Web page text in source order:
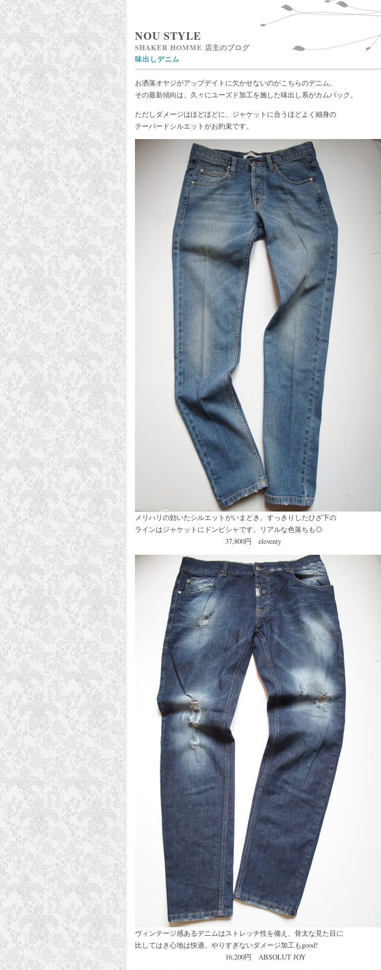
NOU STYLE
SHAKER HOMME 店主のブログ
味出しデニム
お洒落オヤジがアップデイトに欠かせないのがこちらのデニム。
その最新傾向は、久々にユーズド加工を施した味出し系がカムバック。
ただしダメージはほどほどに、ジャケットに合うほどよく細身の
テーパードシルエットがお約束です。
メリハリの効いたシルエットがいまどき。すっきりしたひざ下の
ラインはジャケットにドンピシャです。リアルな色落ちも◎
37,800円 eleventy
ヴィンテージ感あるデニムはストレッチ性を備え、骨太な見た目に
比してはき心地は快適。やりすぎないダメージ加工もgood!
16,200円 ABSOLUT JOY